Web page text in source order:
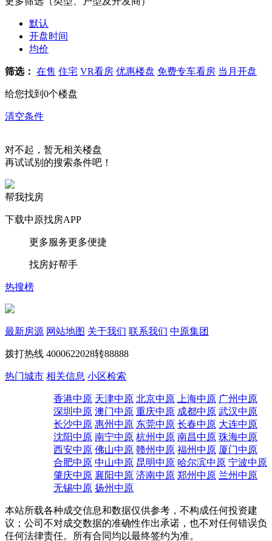
默认
开盘时间
均价
筛选： 在售 住宅 VR看房 优惠楼盘 免费专车看房 当月开盘
给您找到 0个楼盘
清空条件
对不起，暂无相关楼盘
再试试别的搜索条件吧！
帮我找房
下载中原找房APP
更多服务更多便捷
找房好帮手
热搜榜
最新房源 网站地图 关于我们 联系我们 中原集团
拨打热线 4000622028转88888
热门城市 相关信息 小区检索
香港中原 天津中原 北京中原 上海中原 广州中原
深圳中原 澳门中原 重庆中原 成都中原 武汉中原
长沙中原 惠州中原 东莞中原 长春中原 大连中原
沈阳中原 南宁中原 杭州中原 南昌中原 珠海中原
西安中原 佛山中原 赣州中原 福州中原 厦门中原
合肥中原 中山中原 昆明中原 哈尔滨中原 宁波中原
肇庆中原 襄阳中原 济南中原 郑州中原 兰州中原
无锡中原 扬州中原
本站所载各种成交信息和数据仅供参考，不构成任何投资建
议；公司不对成交数据的准确性作出承诺，也不对任何错误负
任何法律责任。所有合同均以最终签约为准。